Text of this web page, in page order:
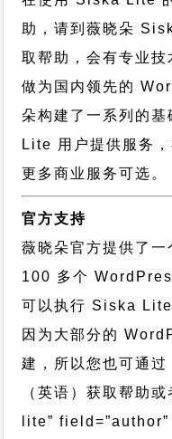
助，请到薇晓朵
取帮助，会有专业技
做为国内领先的
朵构建了一系列的
Lite 用户提供服务
更多商业服务可选。
官方支持
薇晓朵官方提供了
100 多个
可以执行 Siska
因为大部分的
建，所以您也可通过
（英语）获取帮助
lite” field=”author”